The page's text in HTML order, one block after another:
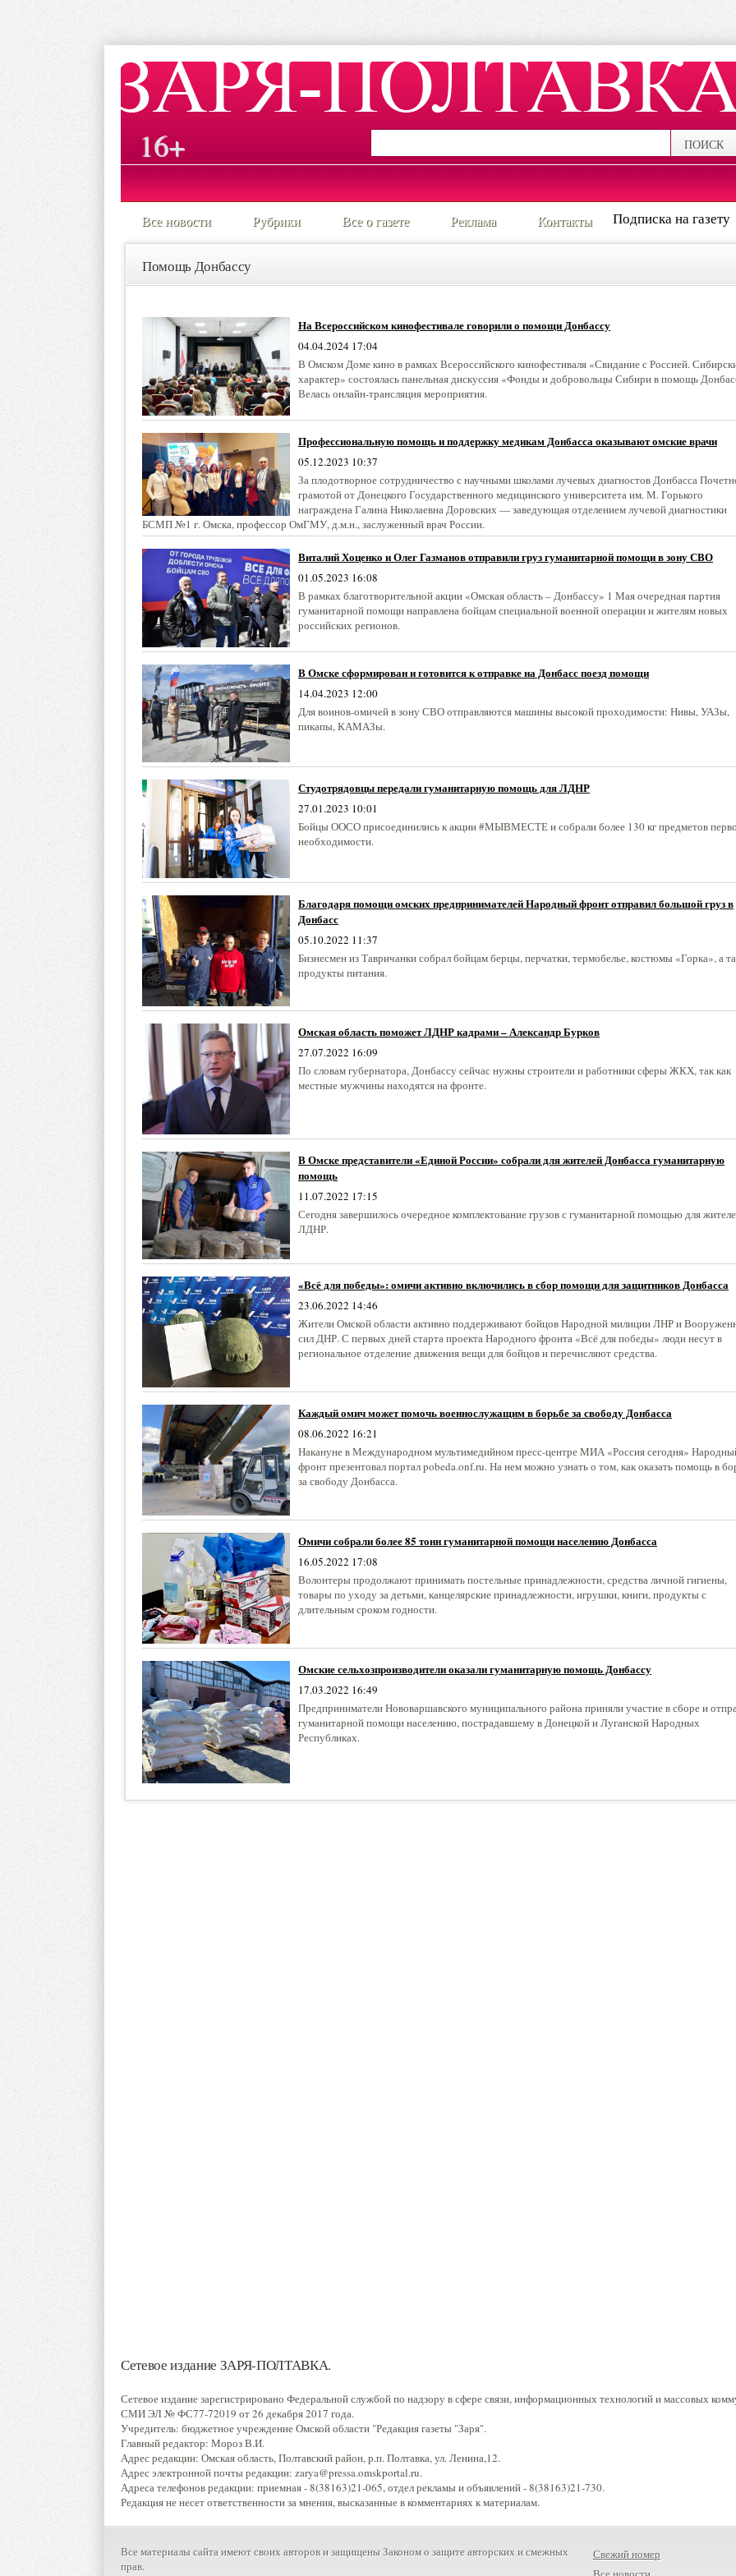
16+ ПОИСК
Все новости Рубрики Все о газете Реклама Контакты Подписка на газету
Помощь Донбассу
На Всероссийском кинофестивале говорили о помощи Донбассу
04.04.2024 17:04
В Омском Доме кино в рамках Всероссийского кинофестиваля «Свидание с Россией.
характер» состоялась панельная дискуссия «Фонды и добровольцы Сибири в помощь
Велась онлайн-трансляция мероприятия.
Профессиональную помощь и поддержку медикам Донбасса оказывают омские врачи
05.12.2023 10:37
За плодотворное сотрудничество с научными школами лучевых диагностов Донбасса
грамотой от Донецкого Государственного медицинского университета им. М. Горького
награждена Галина Николаевна Доровских — заведующая отделением лучевой диагностики
БСМП №1 г. Омска, профессор ОмГМУ, д.м.н., заслуженный врач России.
Виталий Хоценко и Олег Газманов отправили груз гуманитарной помощи в зону СВО
01.05.2023 16:08
В рамках благотворительной акции «Омская область – Донбассу» 1 Мая очередная партия
гуманитарной помощи направлена бойцам специальной военной операции и жителям новых
российских регионов.
В Омске сформирован и готовится к отправке на Донбасс поезд помощи
14.04.2023 12:00
Для воинов-омичей в зону СВО отправляются машины высокой проходимости: Нивы, УАЗы,
пикапы, КАМАЗы.
Студотрядовцы передали гуманитарную помощь для ЛДНР
27.01.2023 10:01
Бойцы ООСО присоединились к акции #МЫВМЕСТЕ и собрали более 130 кг предметов
необходимости.
Благодаря помощи омских предпринимателей Народный фронт отправил большой груз в
Донбасс
05.10.2022 11:37
Бизнесмен из Тавричанки собрал бойцам берцы, перчатки, термобелье, костюмы «Горка», а
продукты питания.
Омская область поможет ЛДНР кадрами – Александр Бурков
27.07.2022 16:09
По словам губернатора, Донбассу сейчас нужны строители и работники сферы ЖКХ, так как
местные мужчины находятся на фронте.
В Омске представители «Единой России» собрали для жителей Донбасса гуманитарную
помощь
11.07.2022 17:15
Сегодня завершилось очередное комплектование грузов с гуманитарной помощью для
ЛДНР.
«Всё для победы»: омичи активно включились в сбор помощи для защитников Донбасса
23.06.2022 14:46
Жители Омской области активно поддерживают бойцов Народной милиции ЛНР и
сил ДНР. С первых дней старта проекта Народного фронта «Всё для победы» люди несут в
региональное отделение движения вещи для бойцов и перечисляют средства.
Каждый омич может помочь военнослужащим в борьбе за свободу Донбасса
08.06.2022 16:21
Накануне в Международном мультимедийном пресс-центре МИА «Россия сегодня»
фронт презентовал портал pobeda.onf.ru. На нем можно узнать о том, как оказать помощь в
за свободу Донбасса.
Омичи собрали более 85 тонн гуманитарной помощи населению Донбасса
16.05.2022 17:08
Волонтеры продолжают принимать постельные принадлежности, средства личной гигиены,
товары по уходу за детьми, канцелярские принадлежности, игрушки, книги, продукты с
длительным сроком годности.
Омские сельхозпроизводители оказали гуманитарную помощь Донбассу
17.03.2022 16:49
Предприниматели Нововаршавского муниципального района приняли участие в сборе и
гуманитарной помощи населению, пострадавшему в Донецкой и Луганской Народных
Республиках.
Сетевое издание ЗАРЯ-ПОЛТАВКА.
Сетевое издание зарегистрировано Федеральной службой по надзору в сфере связи, информационных технологий и массовых
СМИ ЭЛ № ФС77-72019 от 26 декабря 2017 года.
Учредитель: бюджетное учреждение Омской области "Редакция газеты "Заря".
Главный редактор: Мороз В.И.
Адрес редакции: Омская область, Полтавский район, р.п. Полтавка, ул. Ленина,12.
Адрес электронной почты редакции: zarya@pressa.omskportal.ru.
Адреса телефонов редакции: приемная - 8(38163)21-065, отдел рекламы и объявлений - 8(38163)21-730.
Редакция не несет ответственности за мнения, высказанные в комментариях к материалам.
Все материалы сайта имеют своих авторов и защищены Законом о защите авторских и смежных
прав.
Свежий номер